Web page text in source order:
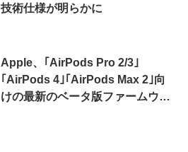
技術仕様が明らかに
Apple、｢AirPods Pro 2/3｣
｢AirPods 4｣｢AirPods Max 2｣向
けの最新のベータ版ファームウェ